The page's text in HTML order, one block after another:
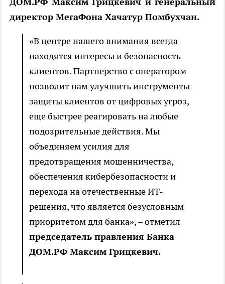
директор МегаФона Хачатур Помбухчан.
«В центре нашего внимания всегда
находятся интересы и безопасность
клиентов. Партнерство с оператором
позволит нам улучшить инструменты
защиты клиентов от цифровых угроз,
еще быстрее реагировать на любые
подозрительные действия. Мы
объединяем усилия для
предотвращения мошенничества,
обеспечения кибербезопасности и
перехода на отечественные ИТ-
решения, что является безусловным
приоритетом для банка», – отметил
председатель правления Банка
ДОМ.РФ Максим Грицкевич.